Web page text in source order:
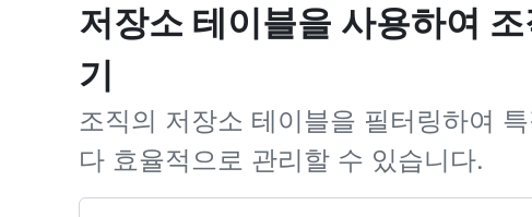
저장소 테이블을 사용하여
기
조직의 저장소 테이블을 필터링하여
다 효율적으로 관리할 수 있습니다.